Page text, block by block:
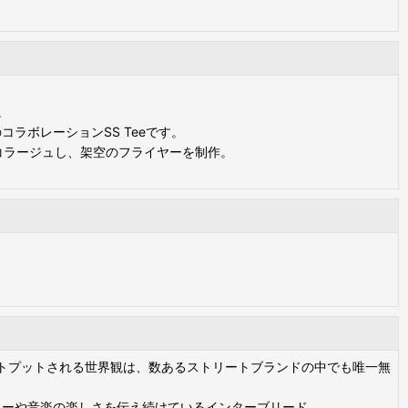
ラボレーションSS Teeです。
ージュし、架空のフライヤーを制作。
ットされる世界観は、数あるストリートブランドの中でも唯一無